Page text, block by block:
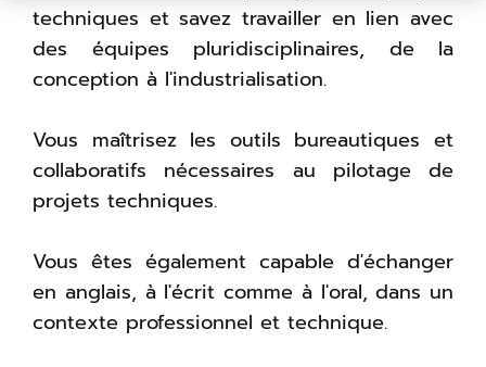
techniques et savez travailler en lien avec
des équipes pluridisciplinaires, de la
conception à l'industrialisation.
Vous maîtrisez les outils bureautiques et
collaboratifs nécessaires au pilotage de
projets techniques.
Vous êtes également capable d'échanger
en anglais, à l'écrit comme à l'oral, dans un
contexte professionnel et technique.